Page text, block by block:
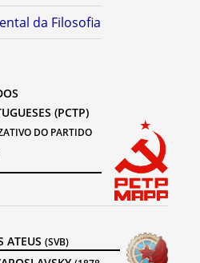
da Filosofia
(PCTP)
DO PARTIDO
ATEUS (SVB)